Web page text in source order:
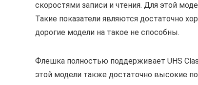
скоростями записи и чтения. Для этой
Такие показатели являются достаточно
дорогие модели на такое не способны.
Флешка полностью поддерживает UHS
этой модели также достаточно высокие